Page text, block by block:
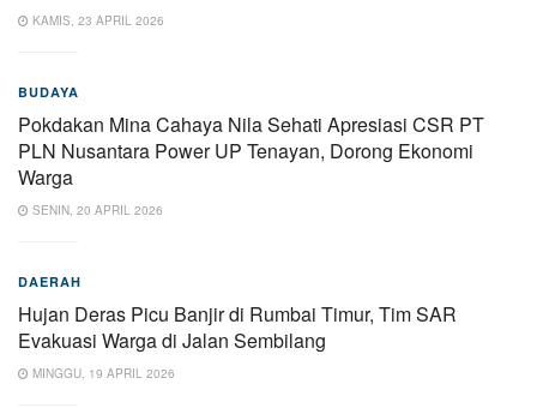
KAMIS, 23 APRIL 2026
BUDAYA
Pokdakan Mina Cahaya Nila Sehati Apresiasi CSR PT
PLN Nusantara Power UP Tenayan, Dorong Ekonomi
Warga
SENIN, 20 APRIL 2026
DAERAH
Hujan Deras Picu Banjir di Rumbai Timur, Tim SAR
Evakuasi Warga di Jalan Sembilang
MINGGU, 19 APRIL 2026